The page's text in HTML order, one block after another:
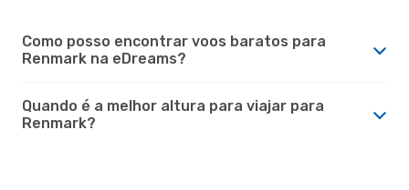
Como posso encontrar voos baratos para
Renmark na eDreams?
Quando é a melhor altura para viajar para
Renmark?